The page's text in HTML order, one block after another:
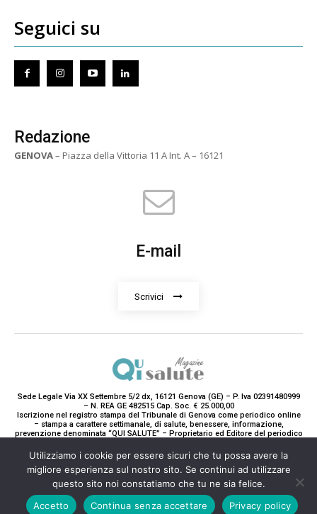
Seguici su
Redazione
GENOVA– Piazza della Vittoria 11 A Int. A – 16121
E-mail
Scrivici
Sede Legale Via XX Settembre 5/2 dx, 16121 Genova (GE) – P. Iva 02391480999
– N. REA GE 482515 Cap. Soc. € 25.000,00
Iscrizione nel registro stampa del Tribunale di Genova come periodico online
– stampa a carattere settimanale, di salute, benessere, informazione,
prevenzione denominata “QUI SALUTE” – Proprietario ed Editore del periodico
Paola Gavarone. (Iscrizione registro stampa R.V. 5663/2020 Reg. Stampa
N.14/2020 Cron. 890/2020).
2020-2025© Teddy Luxury SRL
Utilizziamo i cookie per essere sicuri che tu possa avere la
migliore esperienza sul nostro sito. Se continui ad utilizzare
questo sito noi constatiamo che tu ne sia felice.
Accetto
Continua senza accettare Privacy policy